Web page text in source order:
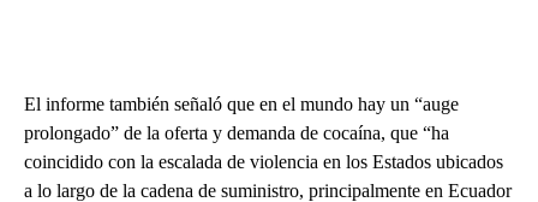
El informe también señaló que en el mundo hay un “auge
prolongado” de la oferta y demanda de cocaína, que “ha
coincidido con la escalada de violencia en los Estados ubicados
a lo largo de la cadena de suministro, principalmente en Ecuador